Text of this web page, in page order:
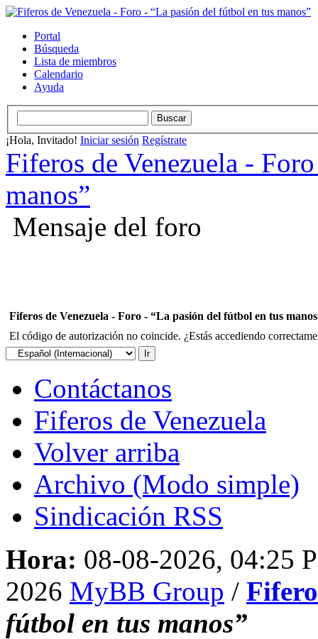
Portal
Búsqueda
Lista de miembros
Calendario
Ayuda
¡Hola, Invitado! Iniciar sesión Regístrate
Fiferos de Venezuela -
manos”
Mensaje del foro
Fiferos de Venezuela - Foro - “La pasión del fútbol en tus
El código de autorización no coincide. ¿Estás accediendo
Contáctanos
Fiferos de Venezuela
Volver arriba
Archivo (Modo simple)
Sindicación RSS
Hora: 08-08-2026, 04:25
2026 MyBB Group /
fútbol en tus manos”